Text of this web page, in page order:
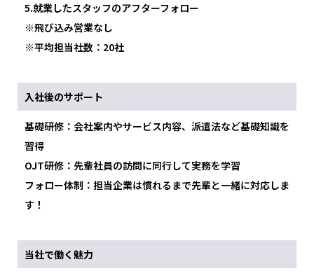
5.就業したスタッフのアフターフォロー
※飛び込み営業なし
※平均担当社数：20社
入社後のサポート
基礎研修：会社案内やサービス内容、派遣法など基礎知識を
習得
OJT研修：先輩社員の訪問に同行して実務を学習
フォロー体制：担当企業は慣れるまで先輩と一緒に対応しま
す！
当社で働く魅力